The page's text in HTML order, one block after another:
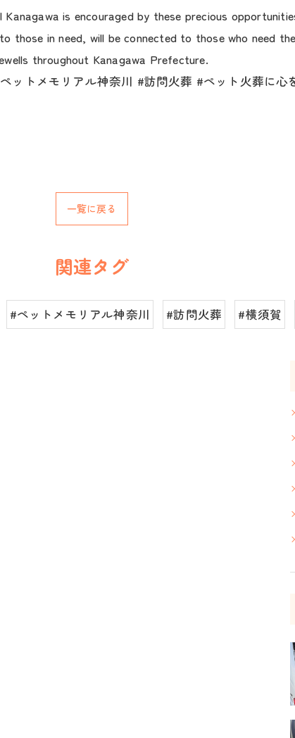
is encouraged by these precious
those in need, will be connected to those who need
throughout Kanagawa Prefecture.
ットメモリアル神奈川 #訪問火葬 #ペット火葬に心
一覧に戻る
関連タグ
#ペットメモリアル神奈川 #訪問火葬 #横須賀